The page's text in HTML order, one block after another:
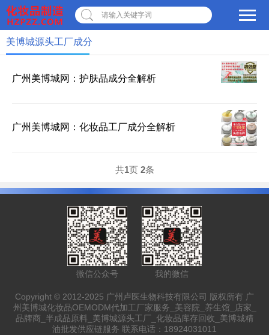
请输入关键字词
美博城源头工厂成分
广州美博城网：护肤品成分全解析
广州美博城网：化妆品工厂成分全解析
共1页 2条
微信公众号 我的微信
Copyright © 2012-2025 广州卢医生物科技有限公司 版权所有 广
州美博城化妆品OEMODM代加工厂家服务_美容院_养生馆_店家_
品牌商_半成品原料_美博城源头工厂_化妆品库存回收_美博城精
油批发供应链服务 联系电话：18924031011
转人工 ×
您好，我是美博城联盟
智能AI客服小美，很高兴
1.美博城联盟
2.联系我们